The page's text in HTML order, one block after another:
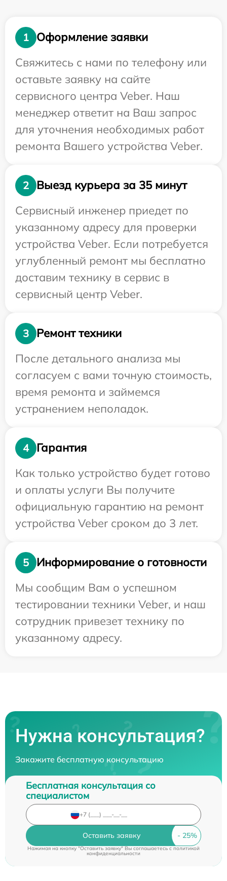
1
Оформление заявки
Свяжитесь с нами по телефону или
оставьте заявку на сайте
сервисного центра Veber. Наш
менеджер ответит на Ваш запрос
для уточнения необходимых работ
ремонта Вашего устройства Veber.
2
Выезд курьера за 35 минут
Сервисный инженер приедет по
указанному адресу для проверки
устройства Veber. Если потребуется
углубленный ремонт мы бесплатно
доставим технику в сервис в
сервисный центр Veber.
3
Ремонт техники
После детального анализа мы
согласуем с вами точную стоимость,
время ремонта и займемся
устранением неполадок.
4
Гарантия
Как только устройство будет готово
и оплаты услуги Вы получите
официальную гарантию на ремонт
устройства Veber сроком до 3 лет.
5
Информирование о готовности
Мы сообщим Вам о успешном
тестировании техники Veber, и наш
сотрудник привезет технику по
указанному адресу.
Нужна консультация?
Закажите бесплатную консультацию
Бесплатная консультация со
специалистом
Оставить заявку
Нажимая на кнопку "Оставить заявку" Вы соглашаетесь cполитикой
конфиденциальности